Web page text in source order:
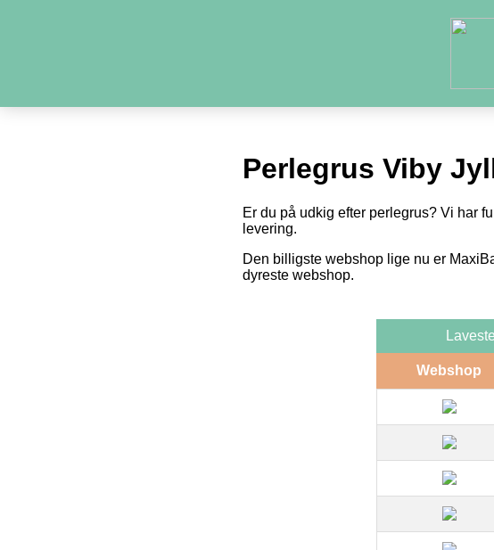
Perlegrus Viby
Er du på udkig efter perlegrus? Vi har
levering.
Den billigste webshop lige nu er
dyreste webshop.
Webshop